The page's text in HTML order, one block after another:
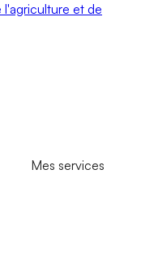
l'agriculture et de
Mes services